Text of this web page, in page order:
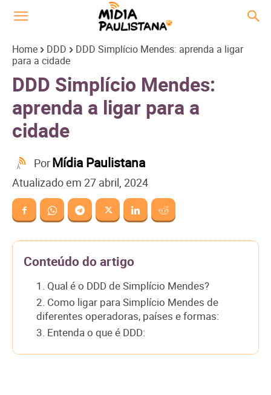
Home DDD
DDD Simplício Mendes: aprenda a ligar
para a cidade
DDD Simplício Mendes:
aprenda a ligar para a
cidade
PorMídia Paulistana
Atualizado em 27 abril, 2024
Conteúdo do artigo
1. Qual é o DDD de Simplício Mendes?
2. Como ligar para Simplício Mendes de
diferentes operadoras, países e formas:
3. Entenda o que é DDD: